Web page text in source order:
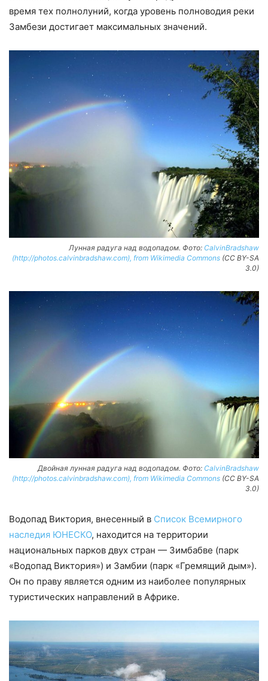
время тех полнолуний, когда уровень полноводия реки
Замбези достигает максимальных значений.
Лунная радуга над водопадом. Фото: CalvinBradshaw
(http://photos.calvinbradshaw.com), from Wikimedia Commons (CC BY-SA
3.0)
Двойная лунная радуга над водопадом. Фото: CalvinBradshaw
(http://photos.calvinbradshaw.com), from Wikimedia Commons (CC BY-SA
3.0)
Водопад Виктория, внесенный в Список Всемирного
наследия ЮНЕСКО, находится на территории
национальных парков двух стран — Зимбабве (парк
«Водопад Виктория») и Замбии (парк «Гремящий дым»).
Он по праву является одним из наиболее популярных
туристических направлений в Африке.